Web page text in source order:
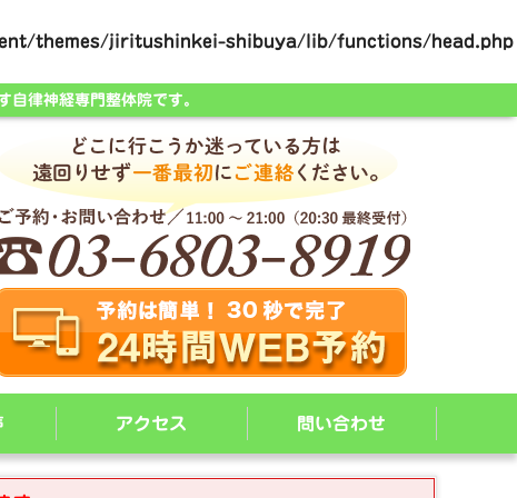
themes/jiritushinkei-shibuya/lib/functions/head.php
律神経専門整体院です。
アクセス 問い合わせ